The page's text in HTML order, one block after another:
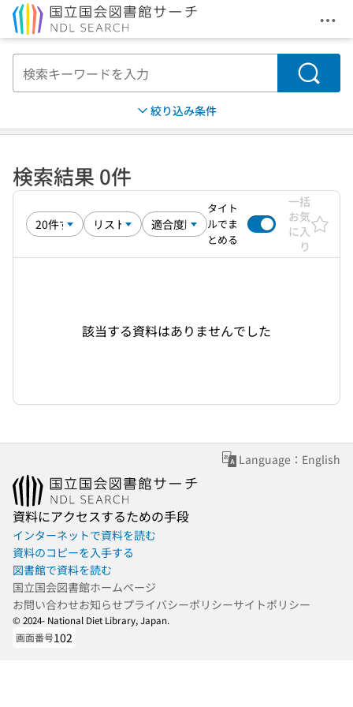
メ
検索
絞り込み条件
検索結果 0件
タイト
ルでま
とめる
一括
お気
に入
り
該当する資料はありませんでした
Language：English
資料にアクセスするための手段
インターネットで資料を読む
資料のコピーを入手する
図書館で資料を読む
国立国会図書館ホームページ
お問い合わせお知らせプライバシーポリシーサイトポリシー
© 2024- National Diet Library, Japan.
画面番号102